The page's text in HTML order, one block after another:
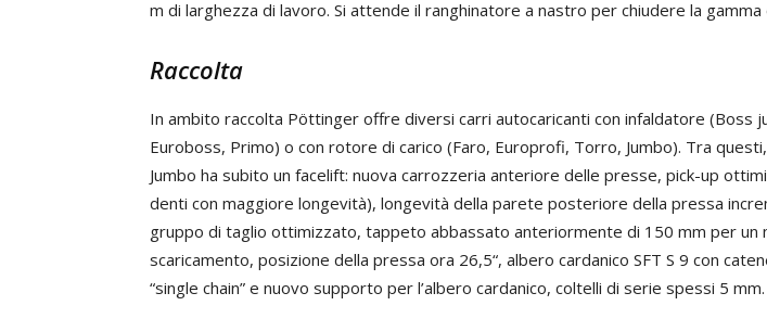
m di larghezza di lavoro. Si attende il ranghinatore a nastro per chiudere la gamma
Raccolta
In ambito raccolta Pöttinger offre diversi carri autocaricanti con infaldatore (Boss
Euroboss, Primo) o con rotore di carico (Faro, Europrofi, Torro, Jumbo). Tra
Jumbo ha subito un facelift: nuova carrozzeria anteriore delle presse, pick-up
denti con maggiore longevità), longevità della parete posteriore della pressa
gruppo di taglio ottimizzato, tappeto abbassato anteriormente di 150 mm per un
scaricamento, posizione della pressa ora 26,5“, albero cardanico SFT S 9 con
“single chain” e nuovo supporto per l’albero cardanico, coltelli di serie spessi 5 mm.